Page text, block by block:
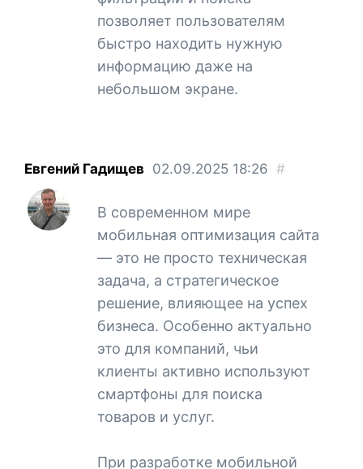
позволяет пользователям
быстро находить нужную
информацию даже на
небольшом экране.
Евгений Гадищев 02.09.2025 18:26 #
В современном мире
мобильная оптимизация сайта
— это не просто техническая
задача, а стратегическое
решение, влияющее на успех
бизнеса. Особенно актуально
это для компаний, чьи
клиенты активно используют
смартфоны для поиска
товаров и услуг.
При разработке мобильной